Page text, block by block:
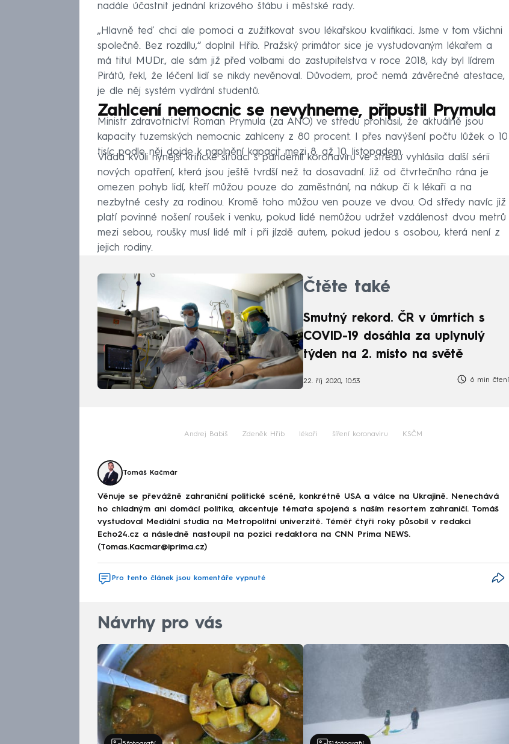
nadále účastnit jednání krizového štábu i městské rady.
„Hlavně teď chci ale pomoci a zužitkovat svou lékařskou kvalifikaci. Jsme v tom všichni
společně. Bez rozdílu,“ doplnil Hřib. Pražský primátor sice je vystudovaným lékařem a
má titul MUDr., ale sám již před volbami do zastupitelstva v roce 2018, kdy byl lídrem
Pirátů, řekl, že léčení lidí se nikdy nevěnoval. Důvodem, proč nemá závěrečné atestace,
je dle něj systém vydírání studentů.
Zahlcení nemocnic se nevyhneme, připustil Prymula
Ministr zdravotnictví Roman Prymula (za ANO) ve středu prohlásil, že aktuálně jsou
kapacity tuzemských nemocnic zahlceny z 80 procent. I přes navýšení počtu lůžek o 10
tisíc podle něj dojde k naplnění kapacit mezi 8. až 10. listopadem.
Vláda kvůli nynější kritické situaci s pandemií koronaviru ve středu vyhlásila další sérii
nových opatření, která jsou ještě tvrdší než ta dosavadní. Již od čtvrtečního rána je
omezen pohyb lidí, kteří můžou pouze do zaměstnání, na nákup či k lékaři a na
nezbytné cesty za rodinou. Kromě toho můžou ven pouze ve dvou. Od středy navíc již
platí povinné nošení roušek i venku, pokud lidé nemůžou udržet vzdálenost dvou metrů
mezi sebou, roušky musí lidé mít i při jízdě autem, pokud jedou s osobou, která není z
jejich rodiny.
Čtěte také
Smutný rekord. ČR v úmrtích s
COVID-19 dosáhla za uplynulý
týden na 2. místo na světě
22. říj 2020, 10:53 6 min čtení
Andrej Babiš Zdeněk Hřib lékaři šíření koronaviru KSČM
Tomáš Kačmár
Věnuje se převážně zahraniční politické scéně, konkrétně USA a válce na Ukrajině. Nenechává
ho chladným ani domácí politika, akcentuje témata spojená s naším resortem zahraničí. Tomáš
vystudoval Mediální studia na Metropolitní univerzitě. Téměř čtyři roky působil v redakci
Echo24.cz a následně nastoupil na pozici redaktora na CNN Prima NEWS.
(Tomas.Kacmar@iprima.cz)
Pro tento článek jsou komentáře vypnuté
Návrhy pro vás